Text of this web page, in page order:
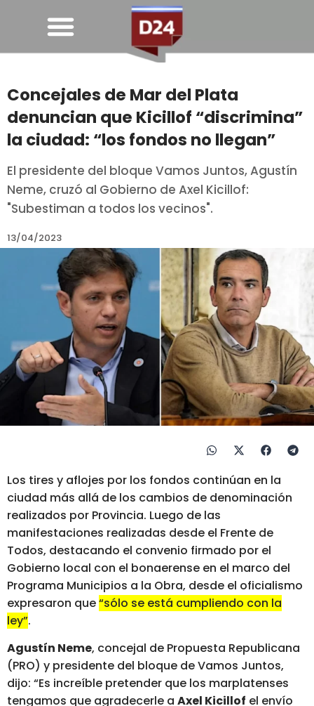
Concejales de Mar del Plata
denuncian que Kicillof “discrimina”
la ciudad: “los fondos no llegan”
El presidente del bloque Vamos Juntos, Agustín
Neme, cruzó al Gobierno de Axel Kicillof:
"Subestiman a todos los vecinos".
13/04/2023
Los tires y aflojes por los fondos continúan en la
ciudad más allá de los cambios de denominación
realizados por Provincia. Luego de las
manifestaciones realizadas desde el Frente de
Todos, destacando el convenio firmado por el
Gobierno local con el bonaerense en el marco del
Programa Municipios a la Obra, desde el oficialismo
expresaron que“sólo se está cumpliendo con la
ley”.
Agustín Neme, concejal de Propuesta Republicana
(PRO) y presidente del bloque de Vamos Juntos,
dijo: “Es increíble pretender que los marplatenses
tengamos que agradecerle a Axel Kicillof el envío